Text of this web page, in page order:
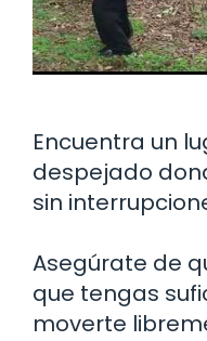
Encuentra un
despejado
sin
Asegúrate de
que tengas
moverte